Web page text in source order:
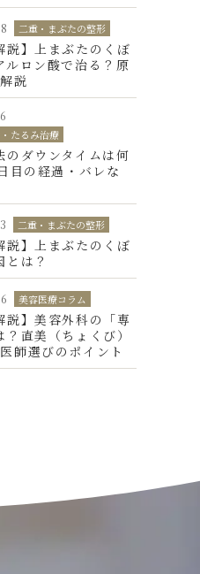
二重・まぶたの整形
説】上まぶたのくぼ
ルロン酸で治る？原
説
たるみ治療
のダウンタイムは何
目の経過・バレな
二重・まぶたの整形
説】上まぶたのくぼ
とは？
美容医療コラム
説】美容外科の「専
？直美（ちょくび）
師選びのポイント